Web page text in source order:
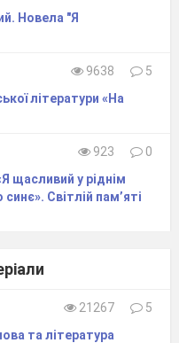
Новела "Я
9638
5
літератури «На
923
0
щасливий у ріднім
Світлій пам’яті
21267
5
та література